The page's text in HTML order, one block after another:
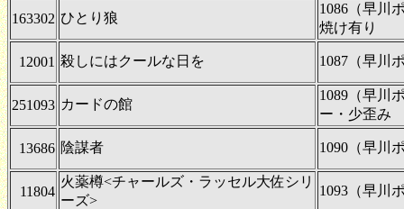
163302 ひとり狼
1086（早川
焼け有り
12001 殺しにはクールな日を 1087（早川
251093 カードの館
1089（早川
ー・少歪み
13686 陰謀者 1090（早川
11804
火薬樽<チャールズ・ラッセル大佐シリ
ーズ>
1093（早川